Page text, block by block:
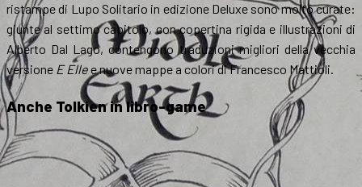
ristampe di Lupo Solitario in edizione Deluxe sono molto curate:
giunte al settimo capitolo, con copertina rigida e illustrazioni di
Alberto Dal Lago, contengono traduzioni migliori della vecchia
versione E Ellee nuove mappe a colori di Francesco Mattioli.
Anche Tolkien in libro-game